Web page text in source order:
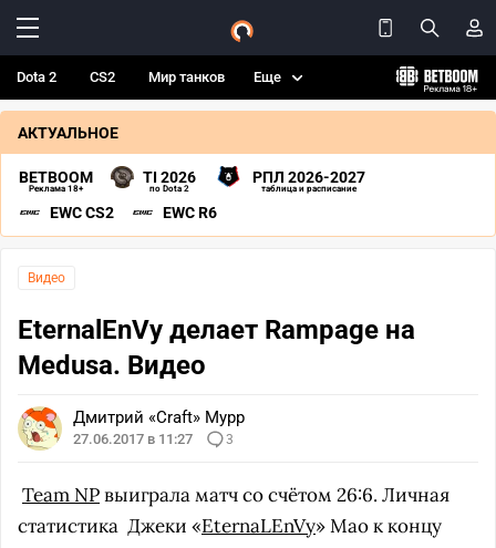
Dota 2 CS2 Мир танков Еще
АКТУАЛЬНОЕ
BETBOOM
Реклама 18+
TI 2026
по Dota 2
РПЛ 2026-2027
таблица и расписание
EWC CS2 EWC R6
Видео
EternalEnVy делает Rampage на
Medusa. Видео
Дмитрий «Craft» Мурр
27.06.2017 в 11:27 3
Team NPвыиграла матч со счётом 26:6. Личная
статистика Джеки «EternaLEnVy» Мао к концу